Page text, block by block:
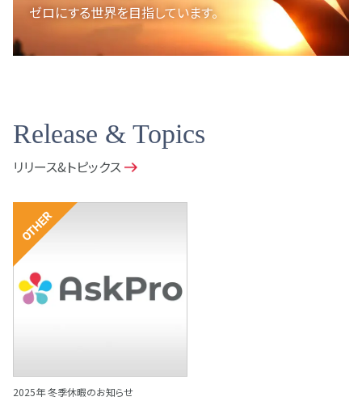
ゼロにする世界を目指しています。
Release & Topics
リリース&トピックス
その他
2025年 冬季休暇のお知らせ